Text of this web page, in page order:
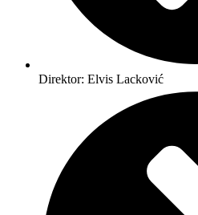
Direktor: Elvis Lacković